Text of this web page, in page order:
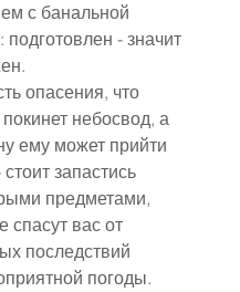
с банальной
подготовлен - значит
опасения, что
небосвод, а
ему может прийти
запастись
предметами,
спасут вас от
последствий
погоды.